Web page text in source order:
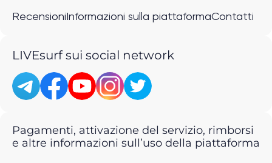
Recensioni Informazioni sulla piattaformaContatti
LIVEsurf sui social network
Pagamenti, attivazione del servizio, rimborsi
e altre informazioni sull’uso della piattaforma